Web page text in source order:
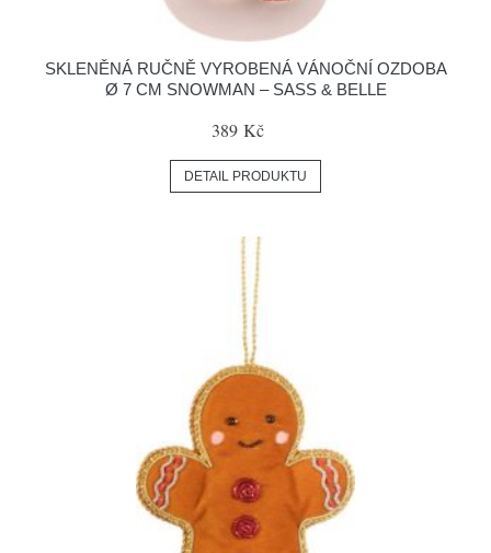
SKLENĚNÁ RUČNĚ VYROBENÁ VÁNOČNÍ OZDOBA
Ø 7 CM SNOWMAN – SASS & BELLE
389 Kč
DETAIL PRODUKTU